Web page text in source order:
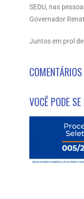
SEDU, nas
Governador
Juntos em prol
COMENTÁRIOS
VOCÊ PODE